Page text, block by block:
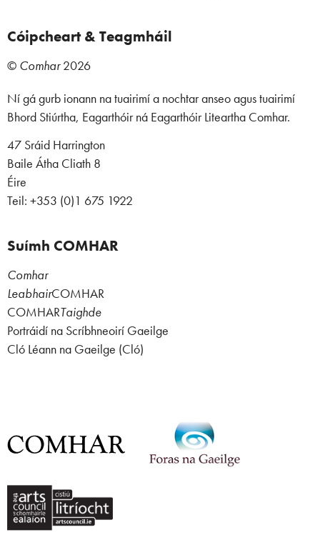
Cóipcheart & Teagmháil
© Comhar2026
Ní gá gurb ionann na tuairimí a nochtar anseo agus tuairimí
Bhord Stiúrtha, Eagarthóir ná Eagarthóir Liteartha Comhar.
47 Sráid Harrington
Baile Átha Cliath 8
Éire
Teil: +353 (0)1 675 1922
Suímh COMHAR
Comhar
LeabhairCOMHAR
COMHARTaighde
Portráidí na Scríbhneoirí Gaeilge
Cló Léann na Gaeilge (Cló)